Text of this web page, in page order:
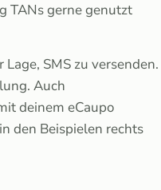
TANs gerne genutzt
SMS zu versenden.
Auch
deinem eCaupo
den Beispielen rechts